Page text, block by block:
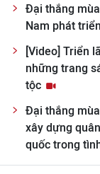
TIN LIÊN QUAN
Đại thắng
Đại thắng mùa